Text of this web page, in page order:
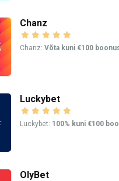
Chanz
Chanz: Võta kuni €100
Luckybet
Luckybet: 100% kuni €100
OlyBet